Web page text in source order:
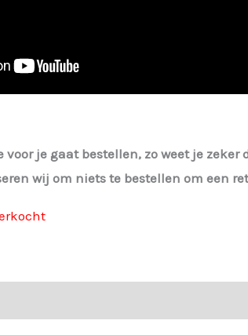
je gaat bestellen, zo weet je zeker
wij om niets te bestellen om een